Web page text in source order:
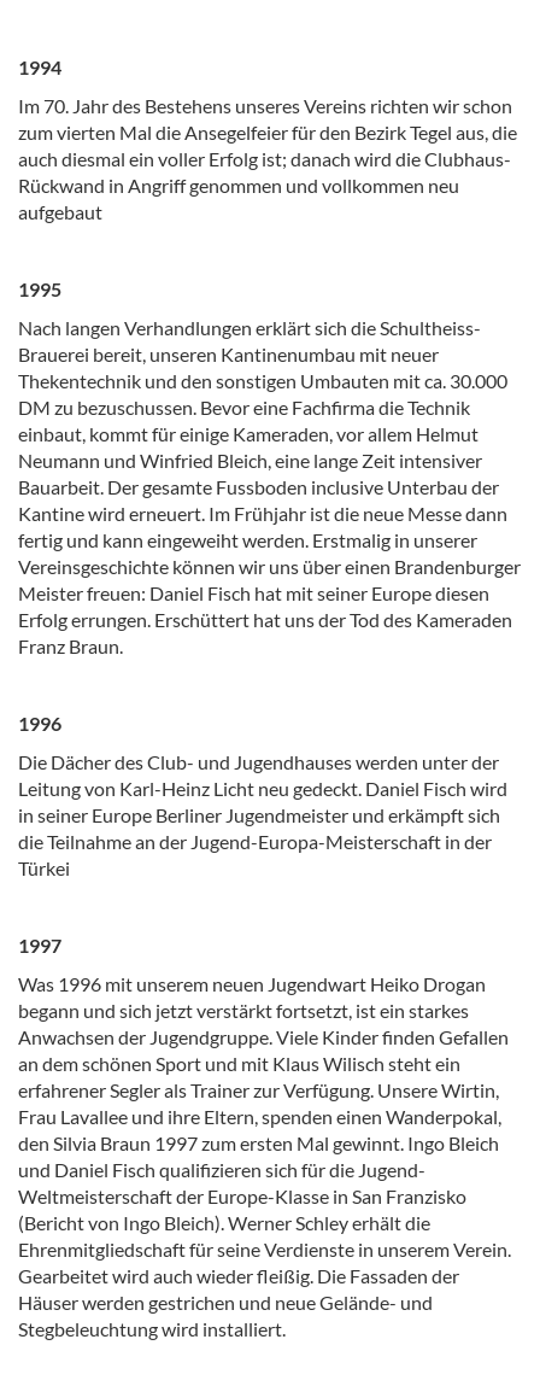
1994
Im 70. Jahr des Bestehens unseres Vereins richten wir schon
zum vierten Mal die Ansegelfeier für den Bezirk Tegel aus, die
auch diesmal ein voller Erfolg ist; danach wird die Clubhaus-
Rückwand in Angriff genommen und vollkommen neu
aufgebaut
1995
Nach langen Verhandlungen erklärt sich die Schultheiss-
Brauerei bereit, unseren Kantinenumbau mit neuer
Thekentechnik und den sonstigen Umbauten mit ca. 30.000
DM zu bezuschussen. Bevor eine Fachfirma die Technik
einbaut, kommt für einige Kameraden, vor allem Helmut
Neumann und Winfried Bleich, eine lange Zeit intensiver
Bauarbeit. Der gesamte Fussboden inclusive Unterbau der
Kantine wird erneuert. Im Frühjahr ist die neue Messe dann
fertig und kann eingeweiht werden. Erstmalig in unserer
Vereinsgeschichte können wir uns über einen Brandenburger
Meister freuen: Daniel Fisch hat mit seiner Europe diesen
Erfolg errungen. Erschüttert hat uns der Tod des Kameraden
Franz Braun.
1996
Die Dächer des Club- und Jugendhauses werden unter der
Leitung von Karl-Heinz Licht neu gedeckt. Daniel Fisch wird
in seiner Europe Berliner Jugendmeister und erkämpft sich
die Teilnahme an der Jugend-Europa-Meisterschaft in der
Türkei
1997
Was 1996 mit unserem neuen Jugendwart Heiko Drogan
begann und sich jetzt verstärkt fortsetzt, ist ein starkes
Anwachsen der Jugendgruppe. Viele Kinder finden Gefallen
an dem schönen Sport und mit Klaus Wilisch steht ein
erfahrener Segler als Trainer zur Verfügung. Unsere Wirtin,
Frau Lavallee und ihre Eltern, spenden einen Wanderpokal,
den Silvia Braun 1997 zum ersten Mal gewinnt. Ingo Bleich
und Daniel Fisch qualifizieren sich für die Jugend-
Weltmeisterschaft der Europe-Klasse in San Franzisko
(Bericht von Ingo Bleich). Werner Schley erhält die
Ehrenmitgliedschaft für seine Verdienste in unserem Verein.
Gearbeitet wird auch wieder fleißig. Die Fassaden der
Häuser werden gestrichen und neue Gelände- und
Stegbeleuchtung wird installiert.